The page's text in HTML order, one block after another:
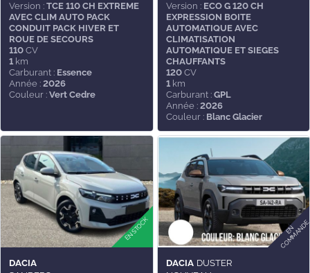
Version : TCE 110 CH EXTREME
AVEC CLIM AUTO PACK
CONDUIT PACK HIVER ET
ROUE DE SECOURS
110 CV
1 km
Carburant : Essence
Année : 2026
Couleur : Vert Cedre
Version : ECO G 120 CH
EXPRESSION BOITE
AUTOMATIQUE AVEC
CLIMATISATION
AUTOMATIQUE ET SIEGES
CHAUFFANTS
120CV
1km
Carburant : GPL
Année : 2026
Couleur : Blanc Glacier
DACIA
DACIA DUSTER